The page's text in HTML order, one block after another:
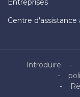
Entreprises
Centre d'assistance
Introduire